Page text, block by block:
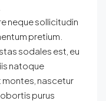
neque sollicitudin
pretium.
sodales est, eu
natoque
nascetur
purus